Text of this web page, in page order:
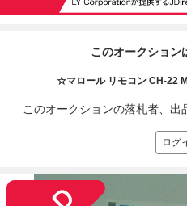
このオークション
☆マロール リモコン CH-22
このオークションの落札者、出
ログ